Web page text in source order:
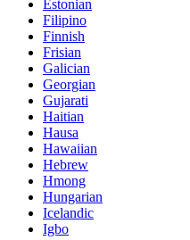
Estonian
Filipino
Finnish
Frisian
Galician
Georgian
Gujarati
Haitian
Hausa
Hawaiian
Hebrew
Hmong
Hungarian
Icelandic
Igbo